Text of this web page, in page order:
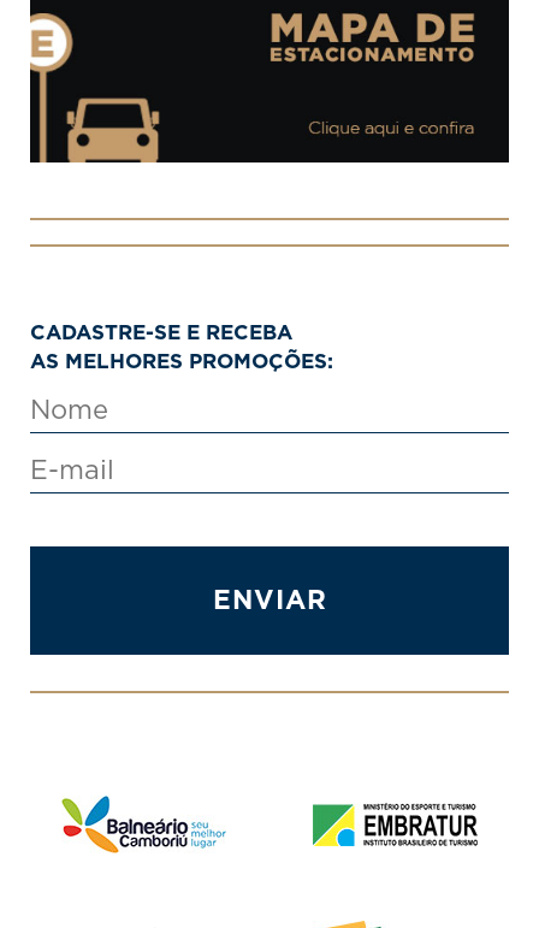
CADASTRE-SE E RECEBA
AS MELHORES PROMOÇÕES:
ENVIAR